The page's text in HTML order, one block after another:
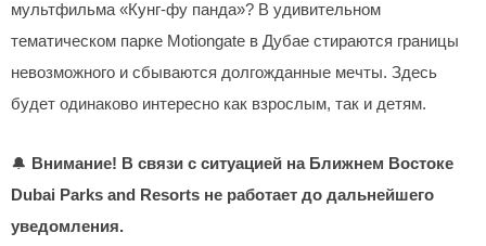
мультфильма «Кунг-фу панда»? В удивительном
тематическом парке Motiongate в Дубае стираются границы
невозможного и сбываются долгожданные мечты. Здесь
будет одинаково интересно как взрослым, так и детям.
🔔 Внимание! В связи с ситуацией на Ближнем Востоке
Dubai Parks and Resorts не работает до дальнейшего
уведомления.